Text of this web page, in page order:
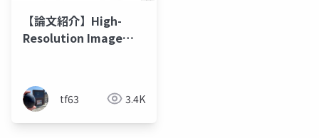
【論文紹介】High-
Resolution Image
Models
tf63 3.4K